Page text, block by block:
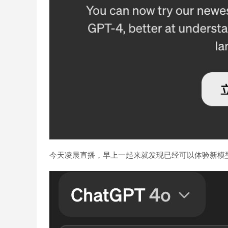
今天凌晨直播，早上一起来就发现已经可以体验新模